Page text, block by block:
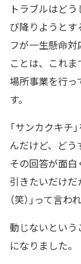
トラブルはど
び降りようと
フが一生懸命
ことは、これ
場所事業を行っ
す。
「サンカクキチ
んだけど、どう
その回答が面白
引きたいだけ
（笑）」って言
動じないという
になりました。